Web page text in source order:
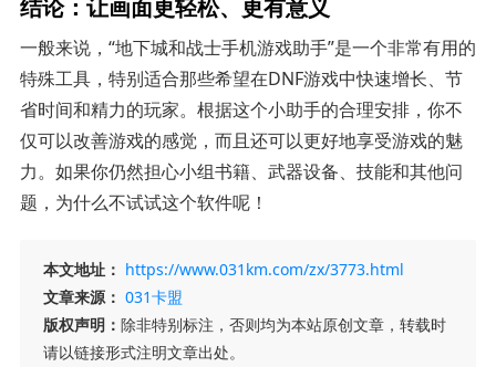
一般来说，“地下城和战士手机游戏助手”是一个非常有用的
特殊工具，特别适合那些希望在DNF游戏中快速增长、节
省时间和精力的玩家。根据这个小助手的合理安排，你不
仅可以改善游戏的感觉，而且还可以更好地享受游戏的魅
力。如果你仍然担心小组书籍、武器设备、技能和其他问
题，为什么不试试这个软件呢！
本文地址： https://www.031km.com/zx/3773.html
文章来源： 031卡盟
版权声明： 除非特别标注，否则均为本站原创文章，转载时
请以链接形式注明文章出处。